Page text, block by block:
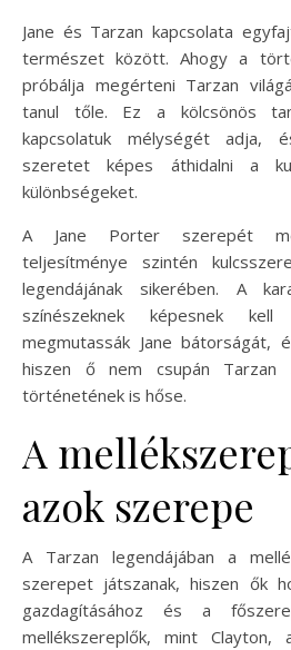
Jane és Tarzan kapcsolata
természet között. Ahogy a
próbálja megérteni Tarzan
tanul tőle. Ez a kölcsönös
kapcsolatuk mélységét adja,
szeretet képes áthidalni a
különbségeket.
A Jane Porter szerepét
teljesítménye szintén
legendájának sikerében. A
színészeknek képesnek
megmutassák Jane bátorságát,
hiszen ő nem csupán Tarzan
történetének is hőse.
A
azok szerepe
A Tarzan legendájában a
szerepet játszanak, hiszen ők
gazdagításához és a
mellékszereplők, mint